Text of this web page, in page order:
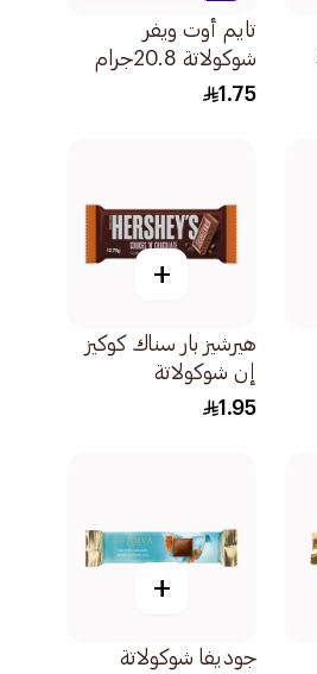
تايم أوت ويفر
شوكولاتة 20.8جرام
1.75
+
هيرشيز بار سناك كوكيز
إن شوكولاتة
12.76جرام
1.95
+
جوديفا شوكولاتة